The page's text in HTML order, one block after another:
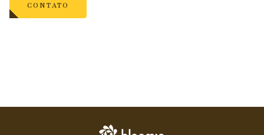
CONTATO